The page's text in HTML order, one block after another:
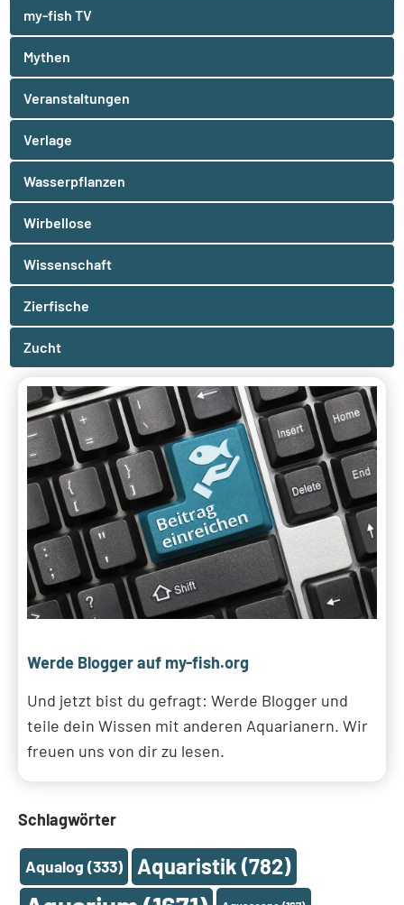
my-fish TV
Mythen
Veranstaltungen
Verlage
Wasserpflanzen
Wirbellose
Wissenschaft
Zierfische
Zucht
Werde Blogger auf my-fish.org
Und jetzt bist du gefragt: Werde Blogger und
teile dein Wissen mit anderen Aquarianern. Wir
freuen uns von dir zu lesen.
Schlagwörter
Aqualog (333) Aquaristik (782)